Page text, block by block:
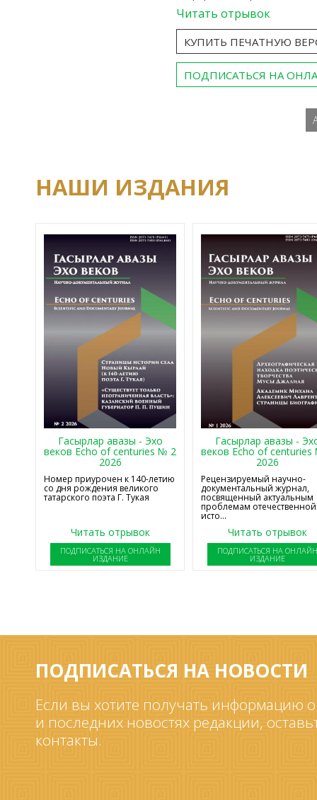
Читать отрывок
КУПИТЬ ПЕЧАТНУЮ
ПОДПИСАТЬСЯ НА
НАШИ ИЗДАНИЯ
Гасырлар авазы - Эхо
веков Echo of centuries № 2
2026
Номер приурочен к 140-летию
со дня рождения великого
татарского поэта Г. Тукая
Читать отрывок
ПОДПИСАТЬСЯ НА ОНЛАЙН
ИЗДАНИЕ
Гасырлар авазы -
веков Echo of
2026
Рецензируемый научно-
документальный журнал,
посвященный актуальным
проблемам отечественной
исто...
Читать отрывок
ПОДПИСАТЬСЯ НА
ИЗДАНИЕ
ПОДПИСАТЬСЯ НА НОВОСТИ
Если вы хотите получать информацию
и последних новостях редакции,
контакты.